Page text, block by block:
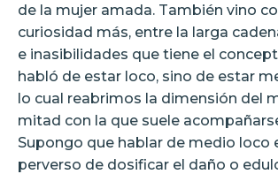
de la mujer amada. También vino
curiosidad más, entre la larga
e inasibilidades que tiene el
habló de estar loco, sino de estar
lo cual reabrimos la dimensión del
mitad con la que suele
Supongo que hablar de medio loco
perverso de dosificar el daño o